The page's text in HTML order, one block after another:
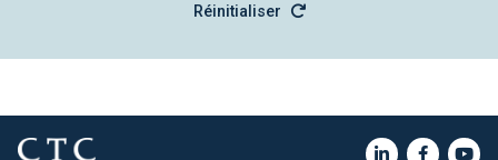
Réinitialiser